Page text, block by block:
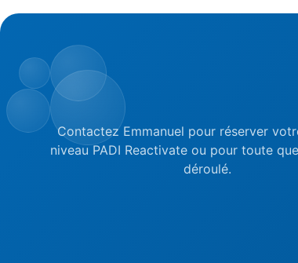
Contactez Emmanuel pour réserver
niveau PADI Reactivate ou pour toute
déroulé.